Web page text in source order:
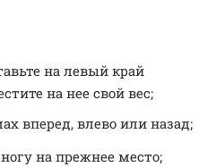
на левый край
на нее свой вес;
вперед, влево или назад;
на прежнее место;